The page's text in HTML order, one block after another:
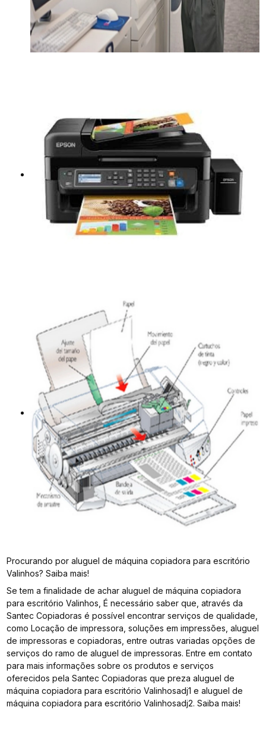
Procurando por aluguel de máquina copiadora para escritório
Valinhos? Saiba mais!
Se tem a finalidade de achar aluguel de máquina copiadora
para escritório Valinhos, É necessário saber que, através da
Santec Copiadoras é possível encontrar serviços de qualidade,
como Locação de impressora, soluções em impressões, aluguel
de impressoras e copiadoras, entre outras variadas opções de
serviços do ramo de aluguel de impressoras. Entre em contato
para mais informações sobre os produtos e serviços
oferecidos pela Santec Copiadoras que preza aluguel de
máquina copiadora para escritório Valinhosadj1 e aluguel de
máquina copiadora para escritório Valinhosadj2. Saiba mais!